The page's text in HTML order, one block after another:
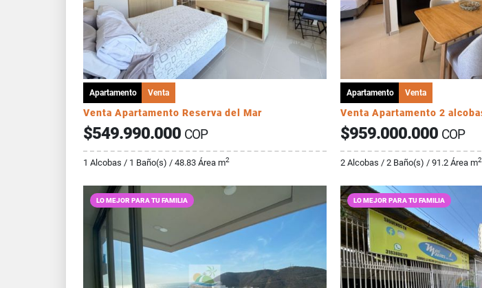
Apartamento Venta
Venta Apartamento Reserva del Mar
$549.990.000 COP
1 Alcobas / 1 Baño(s) / 48.83 Área m2
Apartamento Venta
$959.000.000 COP
2 Alcobas / 2 Baño(s) / 91.2 Área m2
LO MEJOR PARA TU FAMILIA LO MEJOR PARA TU FAMILIA